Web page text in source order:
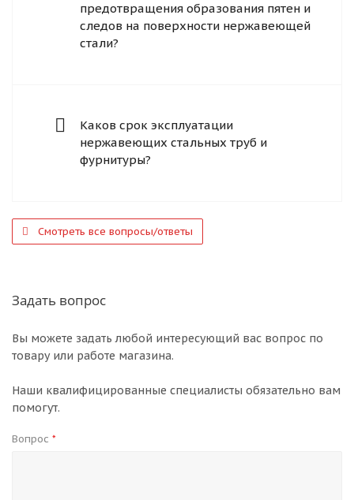
предотвращения образования пятен и
следов на поверхности нержавеющей
стали?
Каков срок эксплуатации
нержавеющих стальных труб и
фурнитуры?
Смотреть все вопросы/ответы
Задать вопрос
Вы можете задать любой интересующий вас вопрос по
товару или работе магазина.
Наши квалифицированные специалисты обязательно вам
помогут.
Вопрос *